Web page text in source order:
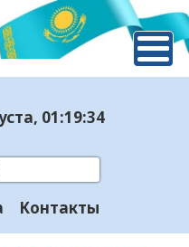
, 01:19:35
Контакты